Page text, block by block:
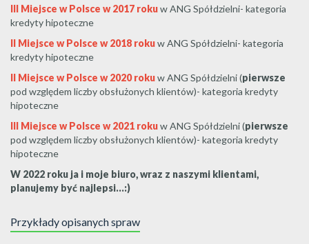
III Miejsce w Polsce w 2017 rokuw ANG Spółdzielni- kategoria
kredyty hipoteczne
II Miejsce w Polsce w 2018 rokuw ANG Spółdzielni- kategoria
kredyty hipoteczne
II Miejsce w Polsce w 2020 rokuw ANG Spółdzielni (pierwsze
pod względem liczby obsłużonych klientów)- kategoria kredyty
hipoteczne
III Miejsce w Polsce w 2021 rokuw ANG Spółdzielni (pierwsze
pod względem liczby obsłużonych klientów)- kategoria kredyty
hipoteczne
W 2022 roku ja i moje biuro, wraz z naszymi klientami,
planujemy być najlepsi...:)
Przykłady opisanych spraw